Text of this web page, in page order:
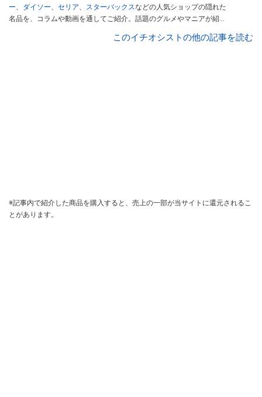
ー、 ダイソー、 セリア、 スターバックスなどの人気ショップの隠れた
名品を、コラムや動画を通してご紹介。話題のグルメやマニアが紹介
インフルエンサーが実際に使用してレビューしています。毎日トレン
このイチオシストの他の記事を読む
※記事内で紹介した商品を購入すると、売上の一部が当サイトに還元されるこ
とがあります。